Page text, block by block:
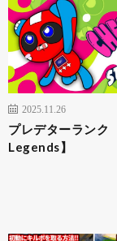
2025.11.26
プレデターランク
Legends】